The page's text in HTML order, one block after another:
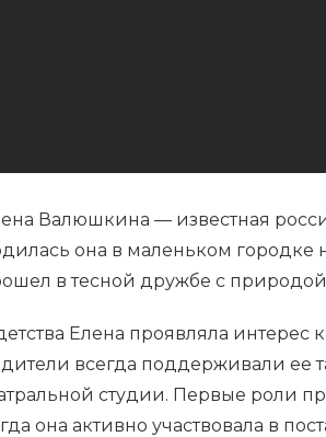
Валюшкина — известная
она в маленьком городке
в тесной дружбе с
Елена проявляла интерес
всегда поддерживали ее
студии. Первые роли
она активно участвовала в